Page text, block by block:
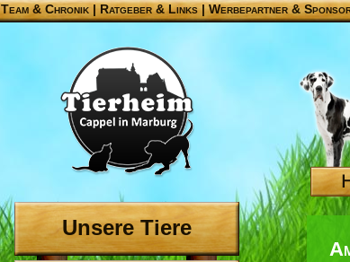
Team & Chronik |Ratgeber & Links|Werbepartner &
Unsere Tiere